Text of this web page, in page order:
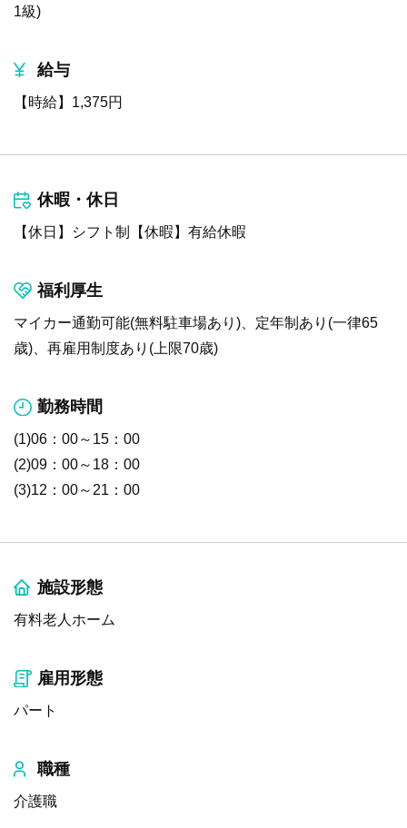
1級)
給与
【時給】1,375円
休暇・休日
【休日】シフト制【休暇】有給休暇
福利厚生
マイカー通勤可能(無料駐車場あり)、定年制あり(一律65
歳)、再雇用制度あり(上限70歳)
勤務時間
(1)06：00～15：00
(2)09：00～18：00
(3)12：00～21：00
施設形態
有料老人ホーム
雇用形態
パート
職種
介護職